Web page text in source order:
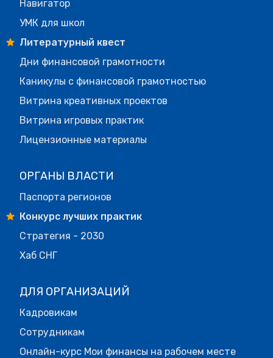
Навигатор
УМК для школ
Литературный квест
Дни финансовой грамотности
Каникулы с финансовой грамотностью
Витрина креативных проектов
Витрина игровых практик
Лицензионные материалы
ОРГАНЫ ВЛАСТИ
Паспорта регионов
Конкурс лучших практик
Стратегия - 2030
Хаб СНГ
ДЛЯ ОРГАНИЗАЦИЙ
Кадровикам
Сотрудникам
Онлайн-курс Мои финансы на рабочем месте